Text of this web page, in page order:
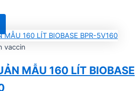
vaccin
MẪU 160 LÍT BIOBASE